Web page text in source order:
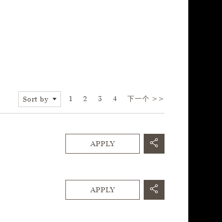
Sort by Page
1 2 3 4 下一个 >>
APPLY
APPLY